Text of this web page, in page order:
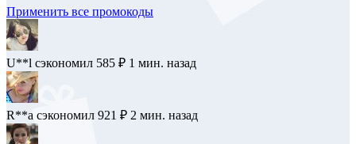
Применить все промокоды
U**l сэкономил 585 ₽ 1 мин. назад
R**a сэкономил 921 ₽ 2 мин. назад